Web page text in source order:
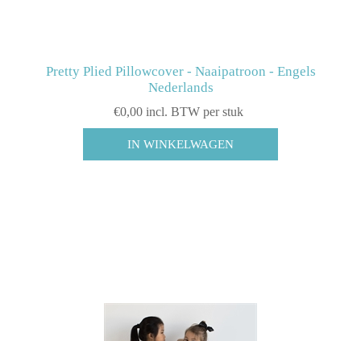
Pretty Plied Pillowcover - Naaipatroon - Engels
Nederlands
€0,00 incl. BTW per stuk